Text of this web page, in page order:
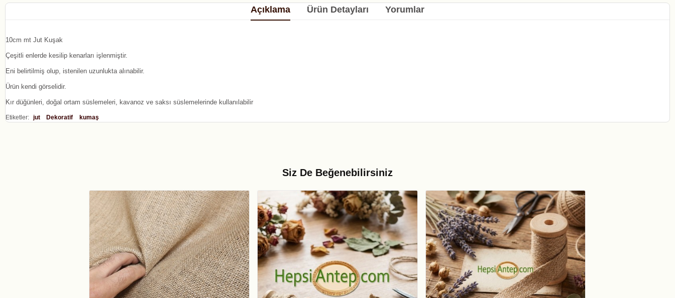
Açıklama Ürün Detayları Yorumlar
10cm mt Jut Kuşak
Çeşitli enlerde kesilip kenarları işlenmiştir.
Eni belirtilmiş olup, istenilen uzunlukta alınabilir.
Ürün kendi görselidir.
Kır düğünleri, doğal ortam süslemeleri, kavanoz ve saksı süslemelerinde kullanılabilir
Etiketler: jut Dekoratif kumaş
Siz De Beğenebilirsiniz